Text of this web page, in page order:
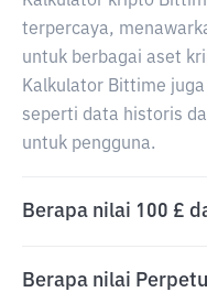
terpercaya,
untuk berbagai aset
Kalkulator Bittime
seperti data historis
untuk pengguna.
Berapa nilai 100 £
Berapa nilai